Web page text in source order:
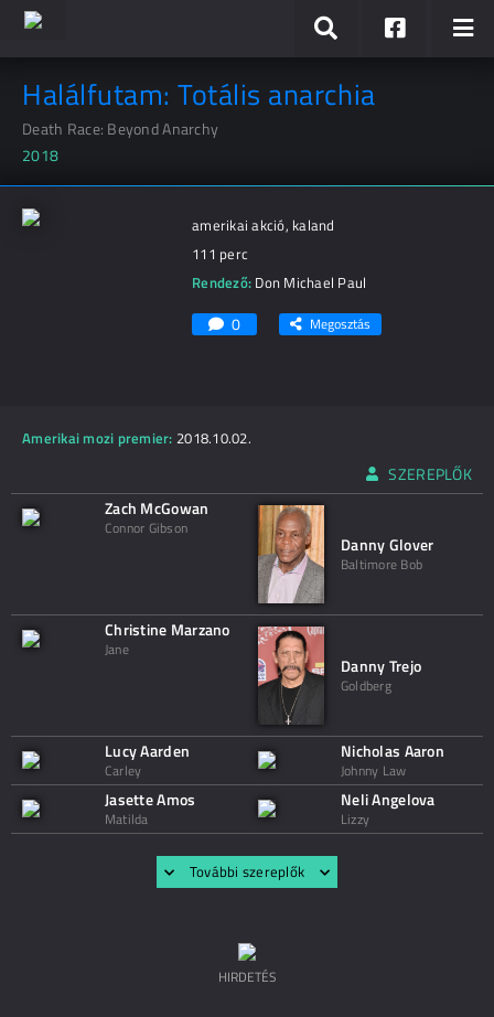
Halálfutam: Totális anarchia
Death Race: Beyond Anarchy
2018
amerikai akció, kaland
111 perc
Rendező: Don Michael Paul
0 Megosztás
Amerikai mozi premier: 2018.10.02.
SZEREPLŐK
Zach McGowan
Connor Gibson
Danny Glover
Baltimore Bob
Christine Marzano
Jane
Danny Trejo
Goldberg
Lucy Aarden
Carley
Nicholas Aaron
Johnny Law
Jasette Amos
Matilda
Neli Angelova
Lizzy
További szereplők
HIRDETÉS